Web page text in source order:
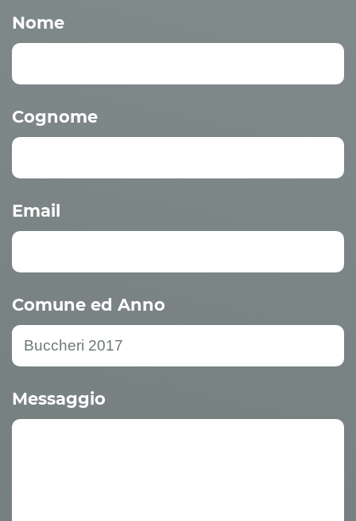
Nome
Cognome
Email
Comune ed Anno
Messaggio